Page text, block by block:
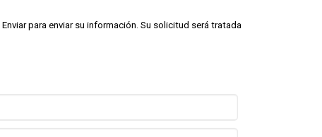
para enviar su información. Su solicitud será tratada